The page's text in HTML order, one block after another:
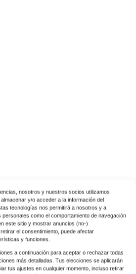
nosotros y nuestros socios utilizamos
y/o acceder a la información del
tecnologías nos permitirá a nosotros y a
como el comportamiento de navegación
este sitio y mostrar anuncios (no-)
el consentimiento, puede afectar
y funciones.
a continuación para aceptar o rechazar todas
más detalladas. Tus elecciones se aplicarán
tus ajustes en cualquier momento, incluso retirar